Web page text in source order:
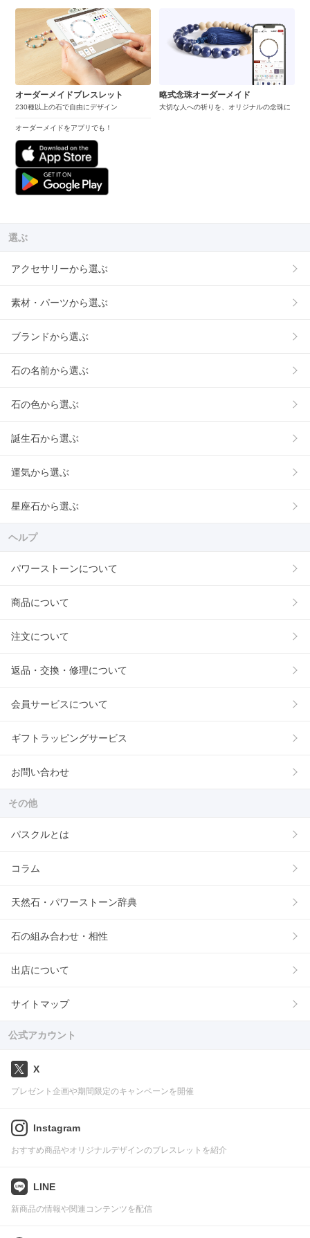
オーダーメイドブレスレット
230種以上の石で自由にデザイン
オーダーメイドをアプリでも！
略式念珠オーダーメイド
大切な人への祈りを、オリジナルの念珠に
選ぶ
アクセサリーから選ぶ
素材・パーツから選ぶ
ブランドから選ぶ
石の名前から選ぶ
石の色から選ぶ
誕生石から選ぶ
運気から選ぶ
星座石から選ぶ
ヘルプ
パワーストーンについて
商品について
注文について
返品・交換・修理について
会員サービスについて
ギフトラッピングサービス
お問い合わせ
その他
パスクルとは
コラム
天然石・パワーストーン辞典
石の組み合わせ・相性
出店について
サイトマップ
公式アカウント
X
プレゼント企画や期間限定のキャンペーンを開催
Instagram
おすすめ商品やオリジナルデザインのブレスレットを紹介
LINE
新商品の情報や関連コンテンツを配信